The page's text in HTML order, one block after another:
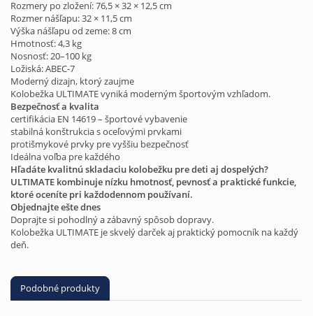
Rozmery po zložení: 76,5 × 32 × 12,5 cm
Rozmer nášľapu: 32 × 11,5 cm
Výška nášľapu od zeme: 8 cm
Hmotnosť: 4,3 kg
Nosnosť: 20–100 kg
Ložiská: ABEC-7
Moderný dizajn, ktorý zaujme
Kolobežka ULTIMATE vyniká moderným športovým vzhľadom.
Bezpečnosť a kvalita
certifikácia EN 14619 – športové vybavenie
stabilná konštrukcia s oceľovými prvkami
protišmykové prvky pre vyššiu bezpečnosť
Ideálna voľba pre každého
Hľadáte kvalitnú skladaciu kolobežku pre deti aj dospelých?
ULTIMATE kombinuje nízku hmotnosť, pevnosť a praktické funkcie,
ktoré oceníte pri každodennom používaní.
Objednajte ešte dnes
Doprajte si pohodlný a zábavný spôsob dopravy.
Kolobežka ULTIMATE je skvelý darček aj praktický pomocník na každý
deň.
Podobné produkty